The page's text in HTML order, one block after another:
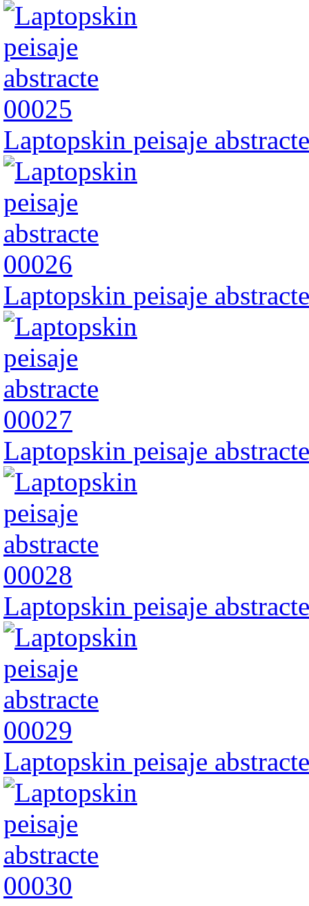
Laptopskin peisaje
Laptopskin peisaje
Laptopskin peisaje
Laptopskin peisaje
Laptopskin peisaje